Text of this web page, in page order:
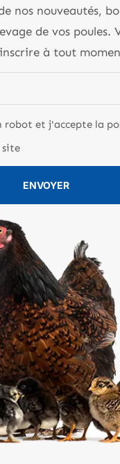
nos nouveautés,
de vos poules.
à tout
robot et j'accepte la
ENVOYER